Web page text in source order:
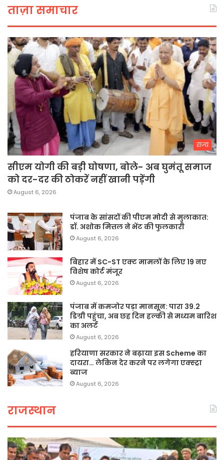
ताज़ा समाचार
राज्य
सीएम योगी की बड़ी घोषणा, बोले- अब घुमंतू समाज
को दर-दर की ठोकरें नहीं खानी पड़ेंगी
August 6, 2026
पंजाब के सांसदों की पीएम मोदी से मुलाकात:
डॉ. अशोक मित्तल ने भेंट की फुलकारी
August 6, 2026
बिहार में SC-ST एक्ट मामलों के लिए 19 नए
विशेष कोर्ट मंजूर
August 6, 2026
पंजाब में कमजोर पड़ा मानसून: पारा 39.2
डिग्री पहुंचा, अब छह दिन हल्की से मध्यम बारिश
का अलर्ट
August 6, 2026
हरियाणा सरकार ने बढ़ाया इस Scheme का
दायरा… लेकिन देर करने पर लगेगा एक्स्ट्रा
ब्याज
August 6, 2026
राजस्थान